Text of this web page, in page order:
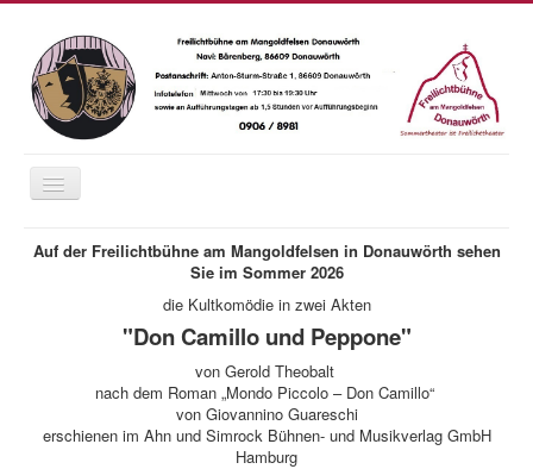
Navigation
an/aus
Home
Essen und Trinken
Anfahrt
Auf der Freilichtbühne am Mangoldfelsen in Donauwörth sehen
Sie im Sommer 2026
die Kultkomödie in zwei Akten
"Don Camillo und Peppone"
von Gerold Theobalt
nach dem Roman „Mondo Piccolo – Don Camillo“
von Giovannino Guareschi
erschienen im Ahn und Simrock Bühnen- und Musikverlag GmbH
Hamburg